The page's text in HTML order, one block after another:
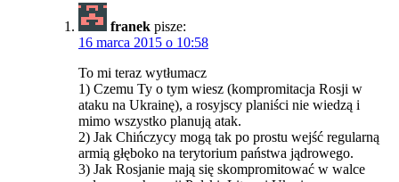
franek pisze:
16 marca 2015 o 10:58
To mi teraz wytłumacz
1) Czemu Ty o tym wiesz (kompromitacja Rosji w
ataku na Ukrainę), a rosyjscy planiści nie wiedzą i
mimo wszystko planują atak.
2) Jak Chińczycy mogą tak po prostu wejść regularną
armią głęboko na terytorium państwa jądrowego.
3) Jak Rosjanie mają się skompromitować w walce